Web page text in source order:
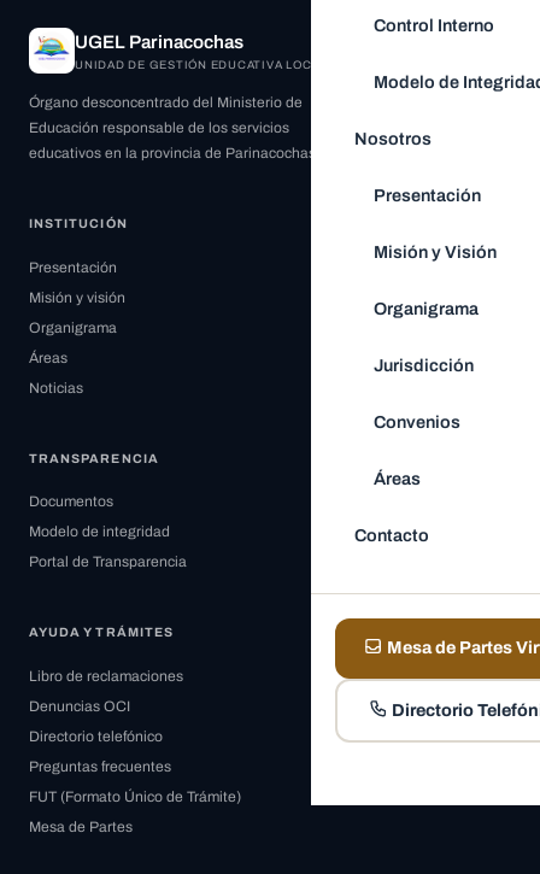
Control Interno
Modelo de
Nosotros
Presentación
Misión y Visión
Organigrama
Jurisdicción
Convenios
Áreas
Contacto
Mesa de Partes
Directorio
UGEL Parinacochas
UNIDAD DE GESTIÓN EDUCATIVA LOCAL
Órgano desconcentrado del Ministerio de
Educación responsable de los servicios
educativos en la provincia de Parinacochas.
INSTITUCIÓN
Presentación
Misión y visión
Organigrama
Áreas
Noticias
TRANSPARENCIA
Documentos
Modelo de integridad
Portal de Transparencia
AYUDA Y TRÁMITES
Libro de reclamaciones
Denuncias OCI
Directorio telefónico
Preguntas frecuentes
FUT (Formato Único de Trámite)
Mesa de Partes